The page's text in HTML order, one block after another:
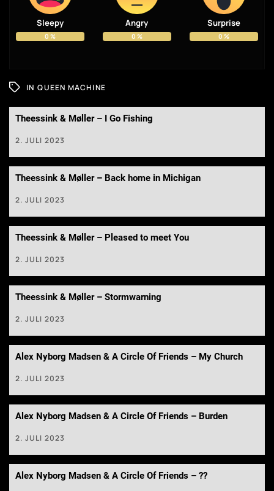
Sleepy
0 %
Angry
0 %
Surprise
0 %
IN QUEEN MACHINE
Theessink & Møller – I Go Fishing
2. JULI 2023
Theessink & Møller – Back home in Michigan
2. JULI 2023
Theessink & Møller – Pleased to meet You
2. JULI 2023
Theessink & Møller – Stormwarning
2. JULI 2023
Alex Nyborg Madsen & A Circle Of Friends – My Church
2. JULI 2023
Alex Nyborg Madsen & A Circle Of Friends – Burden
2. JULI 2023
Alex Nyborg Madsen & A Circle Of Friends – ??